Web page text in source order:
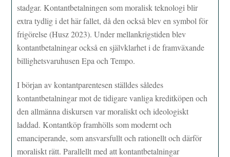
stadgar. Kontantbetalningen som moralisk teknologi blir
extra tydlig i det här fallet, då den också blev en symbol för
frigörelse (Husz 2023). Under mellankrigstiden blev
kontantbetalningar också en självklarhet i de framväxande
billighetsvaruhusen Epa och Tempo.
I början av kontantparentesen ställdes således
kontantbetalningar mot de tidigare vanliga kreditköpen och
den allmänna diskursen var moraliskt och ideologiskt
laddad. Kontantköp framhölls som modernt och
emanciperande, som ansvarsfullt och rationellt och därför
moraliskt rätt. Parallellt med att kontantbetalningar